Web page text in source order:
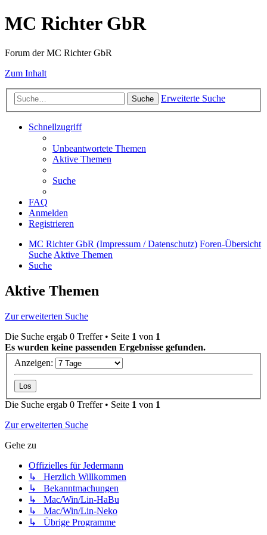
MC Richter GbR
Forum der MC Richter GbR
Zum Inhalt
Suche Erweiterte Suche
Schnellzugriff
Unbeantwortete Themen
Aktive Themen
Suche
FAQ
Anmelden
Registrieren
MC Richter GbR (Impressum / Datenschutz) Foren-Übersicht
SucheAktive Themen
Suche
Aktive Themen
Zur erweiterten Suche
Die Suche ergab 0 Treffer • Seite 1 von 1
Es wurden keine passenden Ergebnisse gefunden.
Anzeigen:
Die Suche ergab 0 Treffer • Seite 1 von 1
Zur erweiterten Suche
Gehe zu
Offizielles für Jedermann
↳ Herzlich Willkommen
↳ Bekanntmachungen
↳ Mac/Win/Lin-HaBu
↳ Mac/Win/Lin-Neko
↳ Übrige Programme